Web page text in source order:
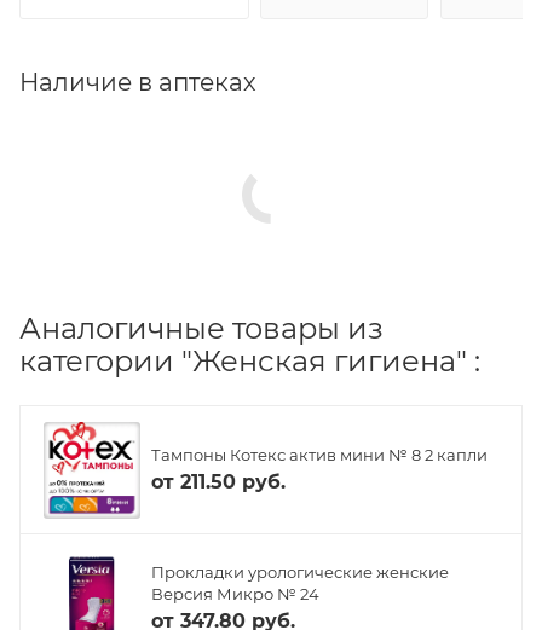
Наличие в аптеках
Аналогичные товары из
категории "Женская гигиена" :
Тампоны Котекс актив мини № 8 2 капли
от 211.50 руб.
Прокладки урологические женские
Версия Микро № 24
от 347.80 руб.